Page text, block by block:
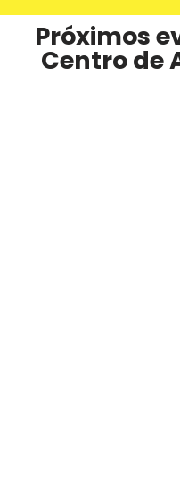
Próximos
Centro de